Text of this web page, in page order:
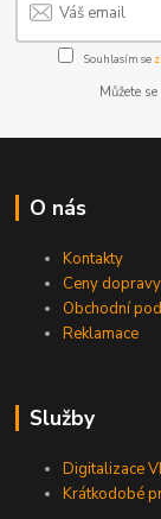
Souhlasím se
Můžete
O nás
Kontakty
Ceny dopravy
Obchodní
Reklamace
Služby
Digitalizace
Krátkodobé